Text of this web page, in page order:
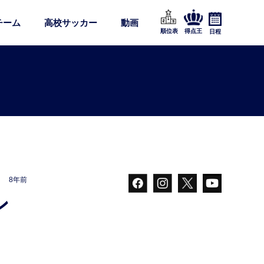
ーム 高校サッカー 動画
順位表 得点王 日程
8年前